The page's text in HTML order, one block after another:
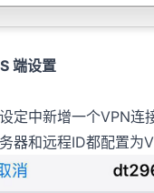
端设置
定中新增一个VPN连
器和远程ID都配置